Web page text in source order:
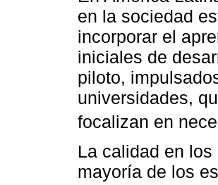
en la sociedad
incorporar el
iniciales de
piloto,
universidades,
focalizan en
La calidad en
mayoría de los